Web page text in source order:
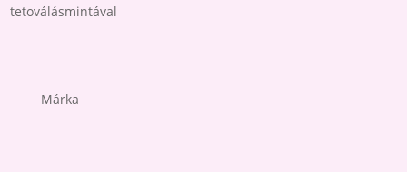
tetoválásmintával
Márka